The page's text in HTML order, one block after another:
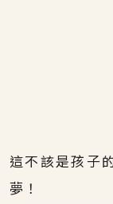
這不該是孩子
夢！